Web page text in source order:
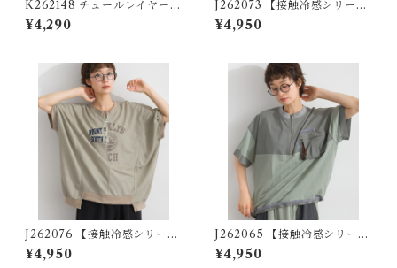
K262148 チュールレイヤード
異素材切替プルオーバー / Tul
le-Layered Mixed-Fabric
¥4,290
J262073 【接触冷感シリー
ズ】異素材切替 袖シャーリン
グプルオーバー / Cool-Touc
¥4,950
J262076 【接触冷感シリー
ズ】リメイク風ドルマンハー
フZIPプリントプルオーバー /
¥4,950
J262065 【接触冷感シリー
ズ】異素材切替リメイク風プ
ルオーバー / Cool-Touch Mi
¥4,950